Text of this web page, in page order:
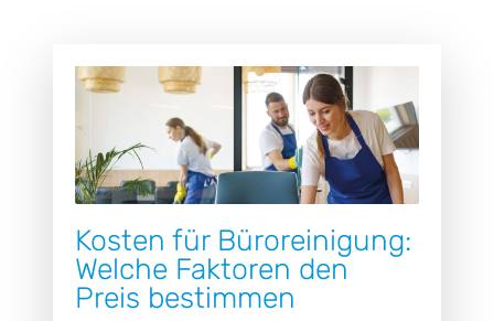
Kosten für Büroreinigung:
Welche Faktoren den
Preis bestimmen